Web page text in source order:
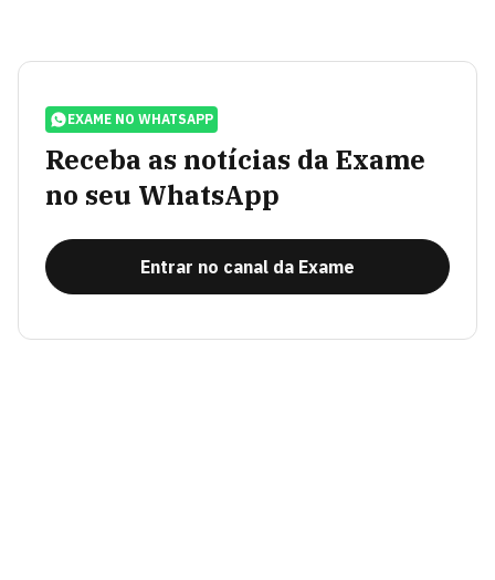
EXAME NO WHATSAPP
Receba as notícias da Exame
no seu WhatsApp
Entrar no canal da Exame